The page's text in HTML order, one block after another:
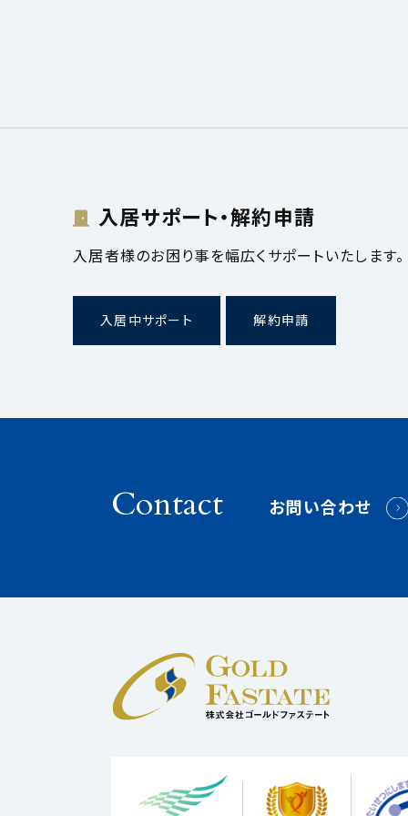
入居サポート・解約申請
入居者様のお困り事を幅広くサポートいたします。
入居中サポート 解約申請
Contact お問い合わせ